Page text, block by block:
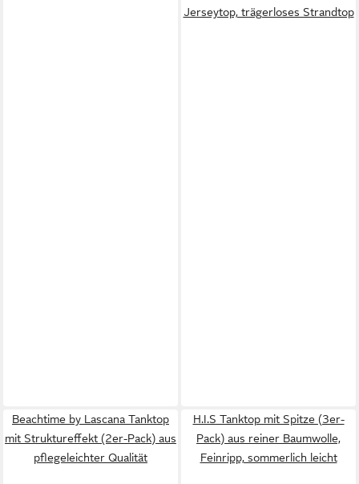
Jerseytop, trägerloses Strandtop
Beachtime by Lascana Tanktop
mit Struktureffekt (2er-Pack) aus
pflegeleichter Qualität
H.I.S Tanktop mit Spitze (3er-
Pack) aus reiner Baumwolle,
Feinripp, sommerlich leicht